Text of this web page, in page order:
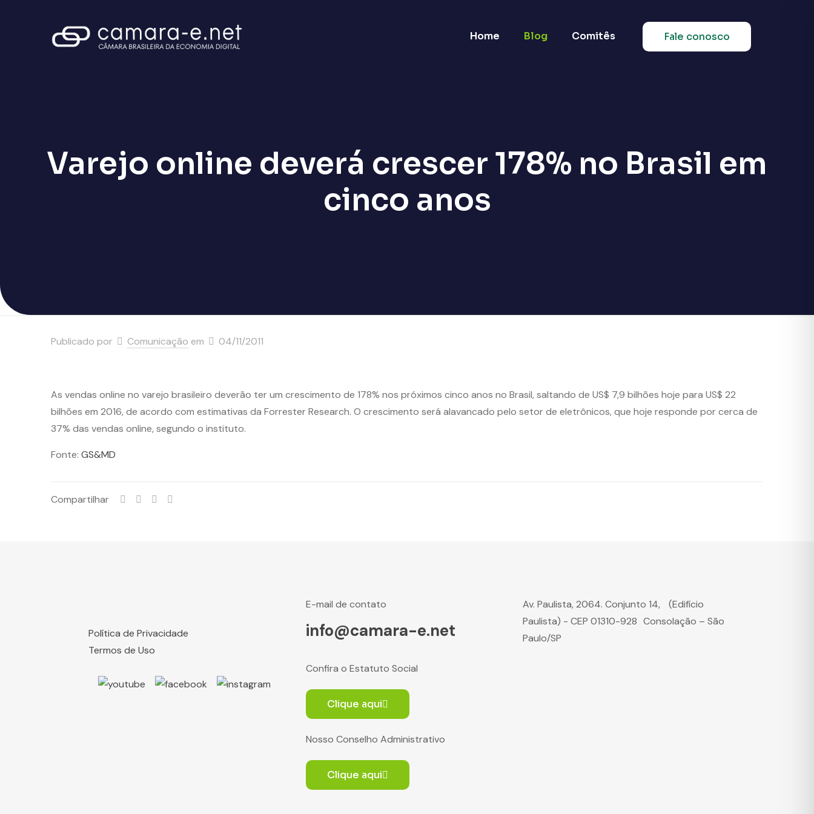
Home Blog Comitês Fale conosco
Varejo online deverá crescer 178% no Brasil em
cinco anos
Publicado por Comunicação em 04/11/2011
As vendas online no varejo brasileiro deverão ter um crescimento de 178% nos próximos cinco anos no Brasil, saltando de US$ 7,9 bilhões hoje para US$ 22
bilhões em 2016, de acordo com estimativas da Forrester Research. O crescimento será alavancado pelo setor de eletrônicos, que hoje responde por cerca de
37% das vendas online, segundo o instituto.
Fonte: GS&MD
Compartilhar
Política de Privacidade
Termos de Uso
E-mail de contato
info@camara-e.net
Confira o Estatuto Social
Clique aqui
Nosso Conselho Administrativo
Clique aqui
Av. Paulista, 2064. Conjunto 14, (Edifício
Paulista) - CEP 01310-928 Consolação – São
Paulo/SP